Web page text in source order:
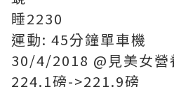
睡2230
運動: 45分鐘單車機
30/4/2018 @見美女營
224.1磅->221.9磅